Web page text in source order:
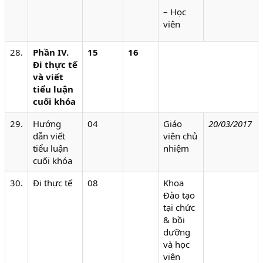
– Học
viên
28.
Phần IV.
Đi thực tế
và viết
tiểu luận
cuối khóa
15 16
29.
Hướng
dẫn viết
tiểu luận
cuối khóa
04
Giáo
viên chủ
nhiệm
20/03/2017
30. Đi thực tế 08
Khoa
Đào tạo
tại chức
& bồi
dưỡng
và học
viên